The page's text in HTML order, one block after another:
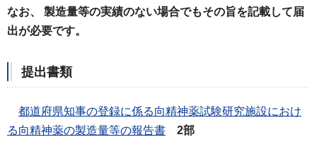
なお、
製造量等の実績のない場合でもその旨を記載して届
出が必要です。
提出書類
都道府県知事の登録に係る向精神薬試験研究施設におけ
る向精神薬の製造量等の報告書
2部